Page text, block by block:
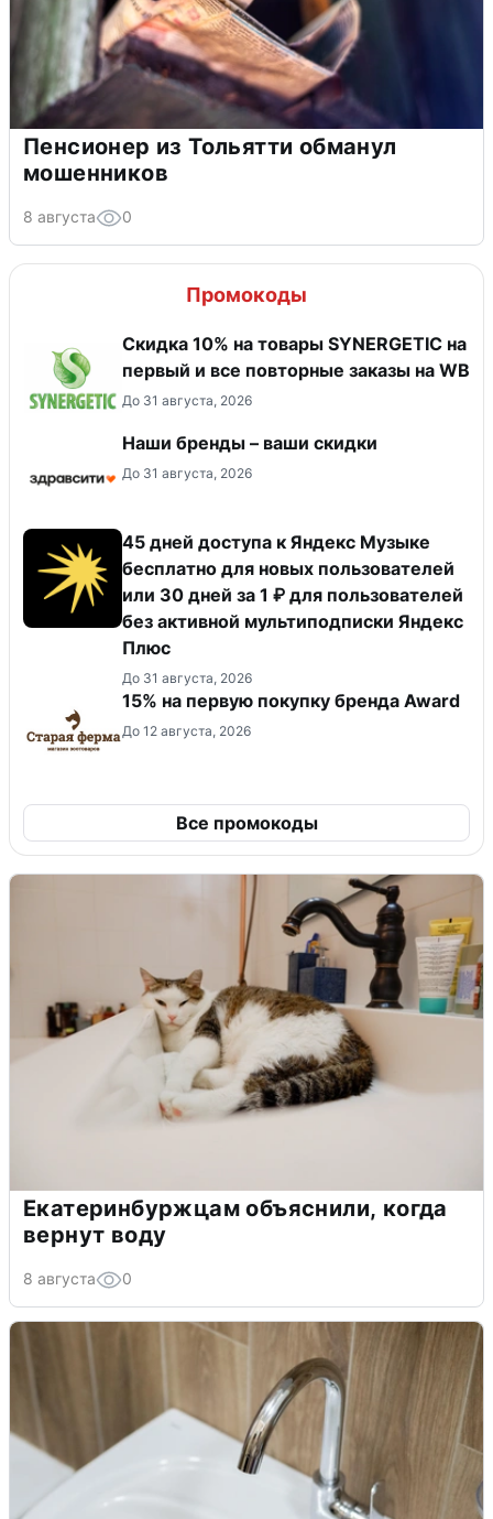
Пенсионер из Тольятти обманул
мошенников
8 августа 0
Промокоды
Скидка 10% на товары SYNERGETIC на
первый и все повторные заказы на WB
До 31 августа, 2026
Наши бренды – ваши скидки
До 31 августа, 2026
45 дней доступа к Яндекс Музыке
бесплатно для новых пользователей
или 30 дней за 1 ₽ для пользователей
без активной мультиподписки Яндекс
Плюс
До 31 августа, 2026
15% на первую покупку бренда Award
До 12 августа, 2026
Все промокоды
Екатеринбуржцам объяснили, когда
вернут воду
8 августа 0